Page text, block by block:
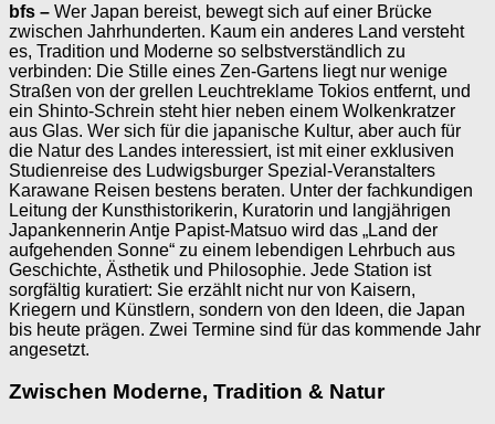
bfs – Wer Japan bereist, bewegt sich auf einer Brücke
zwischen Jahrhunderten. Kaum ein anderes Land versteht
es, Tradition und Moderne so selbstverständlich zu
verbinden: Die Stille eines Zen-Gartens liegt nur wenige
Straßen von der grellen Leuchtreklame Tokios entfernt, und
ein Shinto-Schrein steht hier neben einem Wolkenkratzer
aus Glas. Wer sich für die japanische Kultur, aber auch für
die Natur des Landes interessiert, ist mit einer exklusiven
Studienreise des Ludwigsburger Spezial-Veranstalters
Karawane Reisen bestens beraten. Unter der fachkundigen
Leitung der Kunsthistorikerin, Kuratorin und langjährigen
Japankennerin Antje Papist-Matsuo wird das „Land der
aufgehenden Sonne“ zu einem lebendigen Lehrbuch aus
Geschichte, Ästhetik und Philosophie. Jede Station ist
sorgfältig kuratiert: Sie erzählt nicht nur von Kaisern,
Kriegern und Künstlern, sondern von den Ideen, die Japan
bis heute prägen. Zwei Termine sind für das kommende Jahr
angesetzt.
Zwischen Moderne, Tradition & Natur